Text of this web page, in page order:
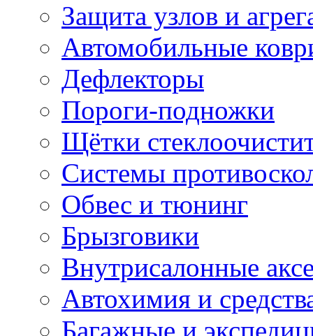
Защита узлов и
Автомобильные
Дефлекторы
Пороги-подножки
Щётки
Системы
Обвес и тюнинг
Брызговики
Внутрисалонные
Автохимия и